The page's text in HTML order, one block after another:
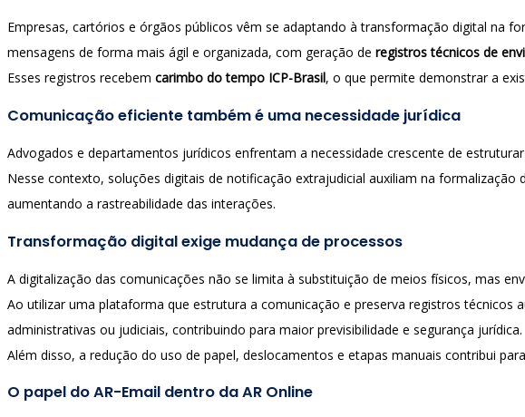
Empresas, cartórios e órgãos públicos vêm se adaptando à transformação digital na
mensagens de forma mais ágil e organizada, com geração de registros técnicos de
Esses registros recebem carimbo do tempo ICP-Brasil, o que permite demonstrar a
Comunicação eficiente também é uma necessidade jurídica
Advogados e departamentos jurídicos enfrentam a necessidade crescente de
Nesse contexto, soluções digitais de notificação extrajudicial auxiliam na
aumentando a rastreabilidade das interações.
Transformação digital exige mudança de processos
A digitalização das comunicações não se limita à substituição de meios físicos, mas
Ao utilizar uma plataforma que estrutura a comunicação e preserva registros
administrativas ou judiciais, contribuindo para maior previsibilidade e segurança jurídica.
Além disso, a redução do uso de papel, deslocamentos e etapas manuais contribui
O papel do AR-Email dentro da AR Online